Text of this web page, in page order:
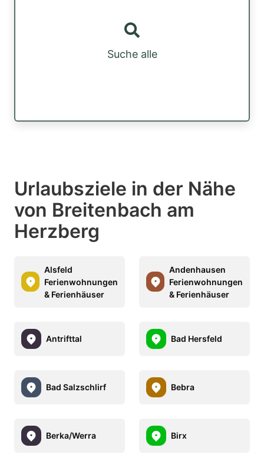
Suche alle
Urlaubsziele in der Nähe
von Breitenbach am
Herzberg
Alsfeld
Ferienwohnungen
& Ferienhäuser
Andenhausen
Ferienwohnungen
& Ferienhäuser
Antrifttal Bad Hersfeld
Bad Salzschlirf Bebra
Berka/Werra Birx